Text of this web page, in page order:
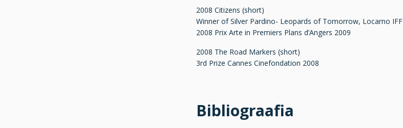
2008 Citizens (short)
Winner of Silver Pardino- Leopards of Tomorrow, Locarno IFF
2008 Prix Arte in Premiers Plans d’Angers 2009
2008 The Road Markers (short)
3rd Prize Cannes Cinefondation 2008
Bibliograafia